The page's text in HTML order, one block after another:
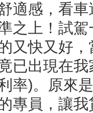
適感，看
之上！試
又快又好
已出現在
率)。原來
專員，讓